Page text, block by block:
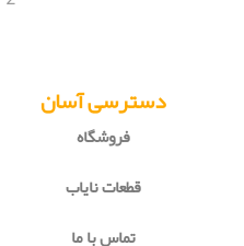
دسترسی آسان
فروشگاه
قطعات نایاب
تماس با ما